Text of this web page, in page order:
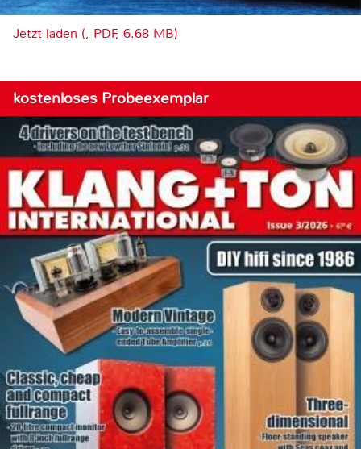
Jetzt laden (, PDF, 6.68 MB)
kostenloses Probeexemplar